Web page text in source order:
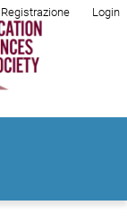
Registrazione Login